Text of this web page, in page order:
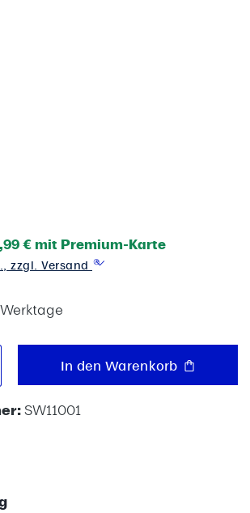
€ mit Premium-Karte
zzgl. Versand
Gib den
In den Warenkorb
SW11001